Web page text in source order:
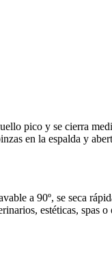
pico y se cierra
en la espalda y
a 90º, se seca
estéticas, spas o